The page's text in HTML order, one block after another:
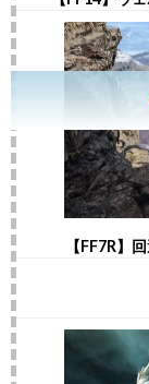
【FF7R】